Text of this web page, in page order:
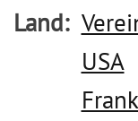
Land
USA